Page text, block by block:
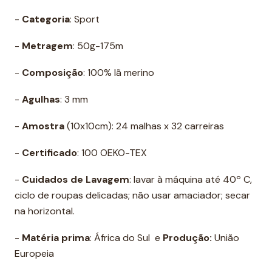
- Categoria: Sport
- Metragem: 50g-175m
- Composição: 100% lã merino
- Agulhas: 3 mm
- Amostra(10x10cm): 24 malhas x 32 carreiras
- Certificado: 100 OEKO-TEX
- Cuidados de Lavagem: lavar à máquina até 40º C,
ciclo de roupas delicadas; não usar amaciador; secar
na horizontal.
- Matéria prima: África do Sul e Produção: União
Europeia